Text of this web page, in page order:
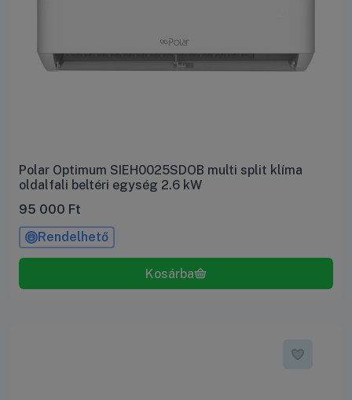
Polar Optimum SIEH0025SDOB multi split klíma
oldalfali beltéri egység 2.6 kW
95 000 Ft
Rendelhető